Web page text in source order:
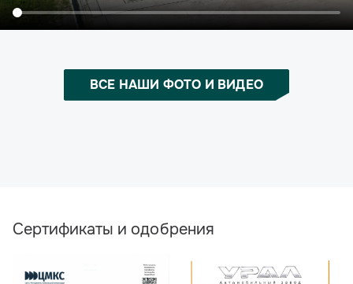
ВСЕ НАШИ ФОТО И ВИДЕО
Сертификаты и одобрения